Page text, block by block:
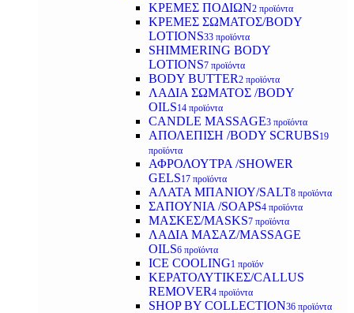
ΚΡΕΜΕΣ ΠΟΔΙΩΝ2 προϊόντα
ΚΡΕΜΕΣ ΣΩΜΑΤΟΣ/BODY
LOTIONS33 προϊόντα
SHIMMERING BODY
LOTIONS7 προϊόντα
BODY BUTTER2 προϊόντα
ΛΑΔΙΑ ΣΩΜΑΤΟΣ /BODY
OILS14 προϊόντα
CANDLE MASSAGE3 προϊόντα
ΑΠΟΛΕΠΙΣΗ /BODY SCRUBS19
προϊόντα
ΑΦΡΟΛΟΥΤΡΑ /SHOWER
GELS17 προϊόντα
ΑΛΑΤΑ ΜΠΑΝΙΟΥ/SALT8 προϊόντα
ΣΑΠΟΥΝΙΑ /SOAPS4 προϊόντα
ΜΑΣΚΕΣ/MASKS7 προϊόντα
ΛΑΔΙΑ ΜΑΣΑΖ/MASSAGE
OILS6 προϊόντα
ICE COOLING1 προϊόν
ΚΕΡΑΤΟΛΥΤΙΚΕΣ/CALLUS
REMOVER4 προϊόντα
SHOP BY COLLECTION36 προϊόντα